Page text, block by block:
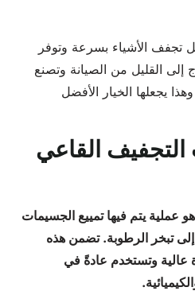
تجفف الأشياء بسرعة وتوفر
إلى القليل من الصيانة وتصنع
يجعلها الخيار الأفضل
القاعي
عملية يتم فيها تمييع الجسيمات
تبخر الرطوبة. تضمن هذه
عالية وتستخدم عادةً في